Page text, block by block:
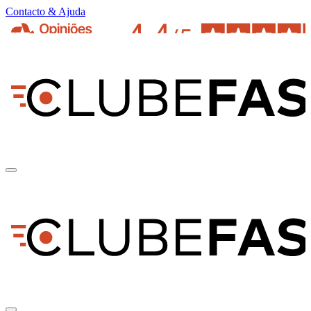
Contacto & Ajuda